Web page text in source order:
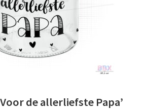
de allerliefste Papa’